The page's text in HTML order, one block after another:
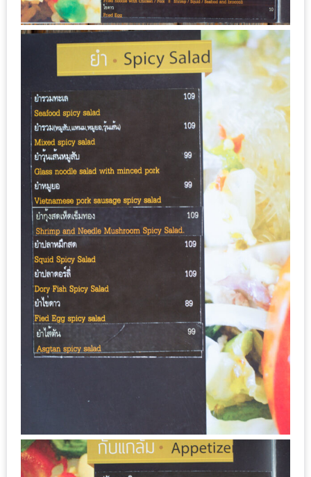
ชั่
นวัน
แม่
ชาติ
2557
ร้าน
หมู
กระทะ
ทั่ว
เชียงใหม่
TOP30
ราคา
ไม่
เกิน
200
แจก
ฟรี